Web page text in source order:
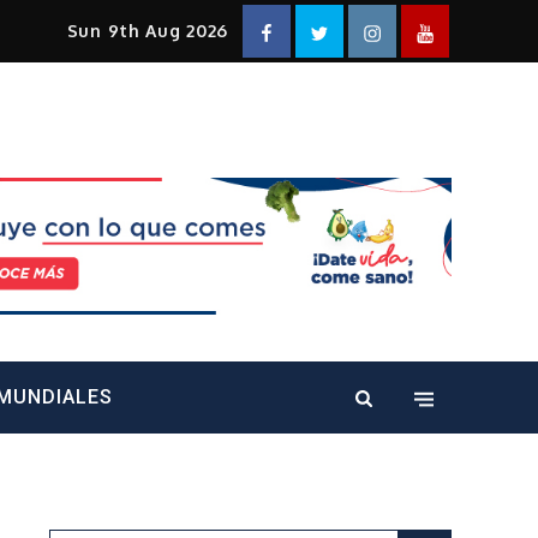
Sun 9th Aug 2026 FacebookTwitterInstagramYouTube